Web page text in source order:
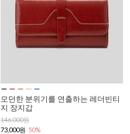
모던한 분위기를 연출하는 레더빈티
지 장지갑
146,000원
73,000원 50%